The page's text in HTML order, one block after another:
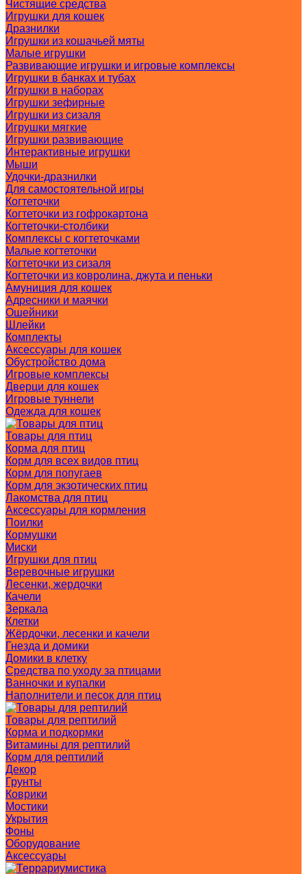
Чистящие средства
Игрушки для кошек
Дразнилки
Игрушки из кошачьей мяты
Малые игрушки
Развивающие игрушки и игровые комплексы
Игрушки в банках и тубах
Игрушки в наборах
Игрушки зефирные
Игрушки из сизаля
Игрушки мягкие
Игрушки развивающие
Интерактивные игрушки
Мыши
Удочки-дразнилки
Для самостоятельной игры
Когтеточки
Когтеточки из гофрокартона
Когтеточки-столбики
Комплексы с когтеточками
Малые когтеточки
Когтеточки из сизаля
Когтеточки из ковролина, джута и пеньки
Амуниция для кошек
Адресники и маячки
Ошейники
Шлейки
Комплекты
Аксессуары для кошек
Обустройство дома
Игровые комплексы
Дверци для кошек
Игровые туннели
Одежда для кошек
Товары для птиц
Корма для птиц
Корм для всех видов птиц
Корм для попугаев
Корм для экзотических птиц
Лакомства для птиц
Аксессуары для кормления
Поилки
Кормушки
Миски
Игрушки для птиц
Веревочные игрушки
Лесенки, жердочки
Качели
Зеркала
Клетки
Жёрдочки, лесенки и качели
Гнезда и домики
Домики в клетку
Средства по уходу за птицами
Ванночки и купалки
Наполнители и песок для птиц
Товары для рептилий
Корма и подкормки
Витамины для рептилий
Корм для рептилий
Декор
Грунты
Коврики
Мостики
Укрытия
Фоны
Оборудование
Аксессуары